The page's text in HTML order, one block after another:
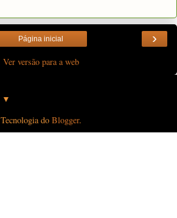
›
Página inicial
Ver versão para a web
▼
Tecnologia do Blogger.